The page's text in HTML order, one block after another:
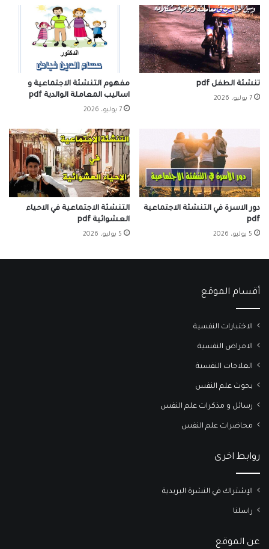
تنشئة الطفل pdf
7 يوليو، 2026
مفهوم التنشئة الاجتماعية و
اساليب المعاملة الوالدية pdf
7 يوليو، 2026
دور الاسرة في التنشئة الاجتماعية
pdf
5 يوليو، 2026
التنشئة الاجتماعية في الاحياء
العشوائية pdf
5 يوليو، 2026
أقسام الموقع
الاختبارات النفسية
الامراض النفسية
العلاجات النفسية
بحوث علم النفس
رسائل و مذكرات علم النفس
محاضرات علم النفس
روابط اخرى
الإشتراك في النشرة البريدية
راسلنا
عن الموقع